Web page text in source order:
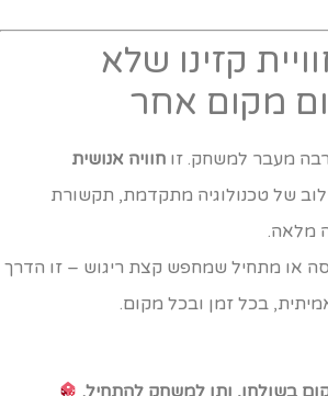
קזינו שלא
מקום אחר
מעבר למשחק. זוחוויה אנושית
של טכנולוגיה מתקדמת, תקשורת
מלאה.
או מתחיל שמחפש קצת ריגוש – זו הדרך
בכל זמן ובכל מקום.